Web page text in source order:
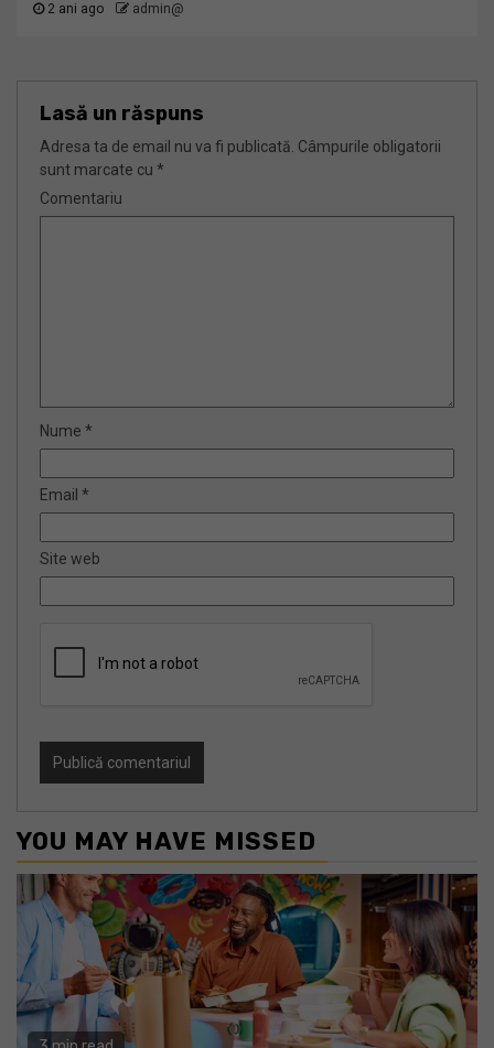
2 ani ago admin@
Lasă un răspuns
Adresa ta de email nu va fi publicată. Câmpurile obligatorii
sunt marcate cu *
Comentariu
Nume *
Email *
Site web
YOU MAY HAVE MISSED